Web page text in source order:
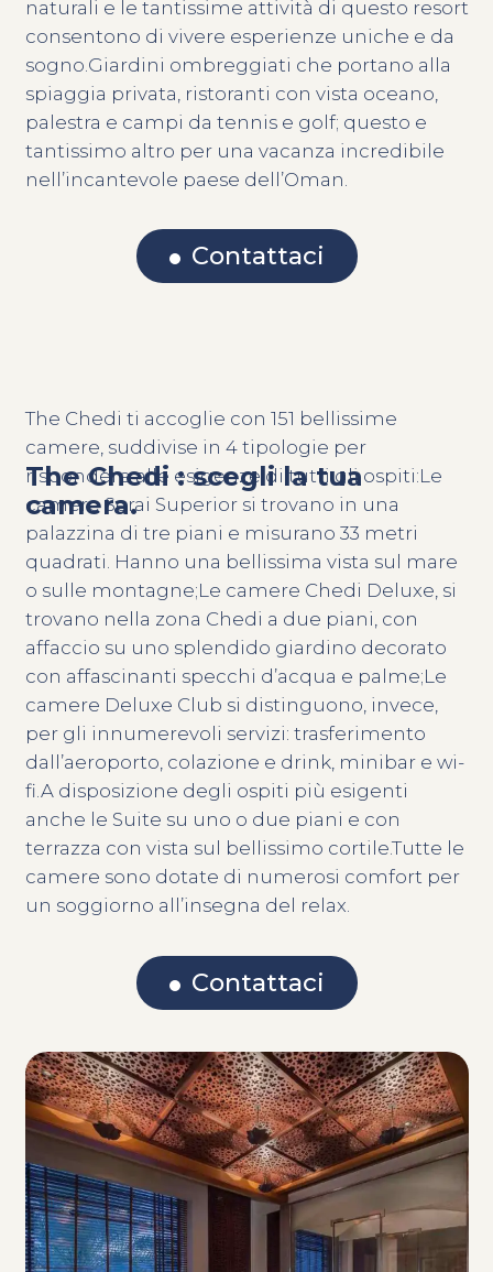
naturali e le tantissime attività di questo resort
consentono di vivere esperienze uniche e da
sogno.Giardini ombreggiati che portano alla
spiaggia privata, ristoranti con vista oceano,
palestra e campi da tennis e golf; questo e
tantissimo altro per una vacanza incredibile
nell’incantevole paese dell’Oman.
Contattaci
The Chedi : scegli la tua
camera.
The Chedi ti accoglie con 151 bellissime
camere, suddivise in 4 tipologie per
rispondere alle esigenze di tutti gli ospiti:Le
camere Serai Superior si trovano in una
palazzina di tre piani e misurano 33 metri
quadrati. Hanno una bellissima vista sul mare
o sulle montagne;Le camere Chedi Deluxe, si
trovano nella zona Chedi a due piani, con
affaccio su uno splendido giardino decorato
con affascinanti specchi d’acqua e palme;Le
camere Deluxe Club si distinguono, invece,
per gli innumerevoli servizi: trasferimento
dall’aeroporto, colazione e drink, minibar e wi-
fi.A disposizione degli ospiti più esigenti
anche le Suite su uno o due piani e con
terrazza con vista sul bellissimo cortile.Tutte le
camere sono dotate di numerosi comfort per
un soggiorno all’insegna del relax.
Contattaci